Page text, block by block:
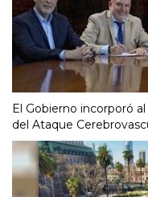
El Gobierno incorporó
del Ataque